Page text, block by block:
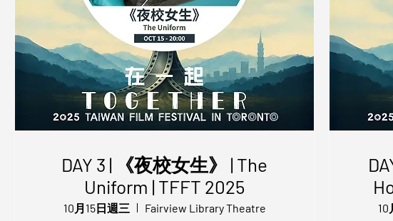
DAY 3 | 《夜校女生》 | The
Uniform | TFFT 2025
10月15日週三
Fairview Library Theatre
10